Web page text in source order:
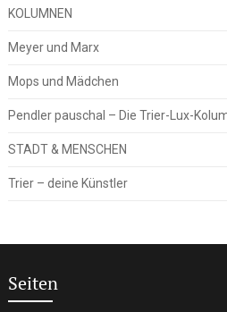
KOLUMNEN
Meyer und Marx
Mops und Mädchen
Pendler pauschal – Die Trier-Lux-
STADT & MENSCHEN
Trier – deine Künstler
Seiten